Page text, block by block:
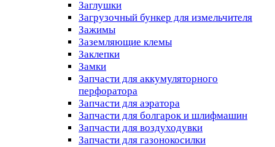
Заглушки
Загрузочный бункер для измельчителя
Зажимы
Заземляющие клемы
Заклепки
Замки
Запчасти для аккумуляторного
перфоратора
Запчасти для аэратора
Запчасти для болгарок и шлифмашин
Запчасти для воздуходувки
Запчасти для газонокосилки